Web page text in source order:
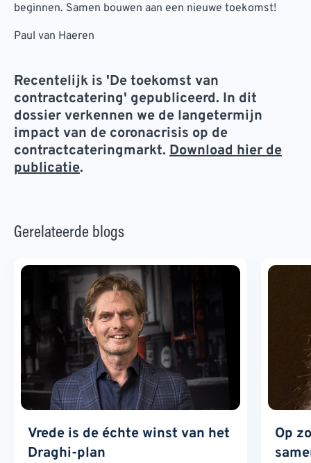
beginnen. Samen bouwen aan een nieuwe toekomst!
Paul van Haeren
Recentelijk is 'De toekomst van
contractcatering' gepubliceerd. In dit
dossier verkennen we de langetermijn
impact van de coronacrisis op de
contractcateringmarkt. Download hier de
publicatie.
Gerelateerde blogs
Vrede is de échte winst van het
Draghi-plan
Op